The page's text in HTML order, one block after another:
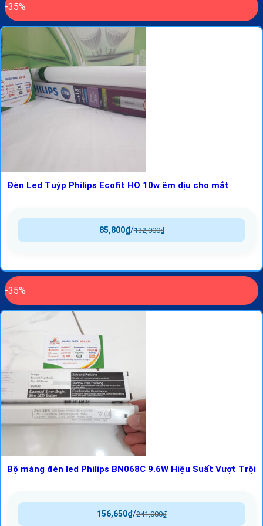
-35%
Đèn Led Tuýp Philips Ecofit HO 10w êm dịu cho mắt
132,000₫
/
85,800₫
-35%
Bộ máng đèn led Philips BN068C 9.6W Hiệu Suất Vượt Trội
241,000₫
/
156,650₫